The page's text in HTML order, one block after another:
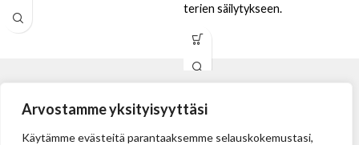
Arvostamme yksityisyyttäsi
Käytämme evästeitä parantaaksemme selauskokemustasi,
terien säilytykseen.